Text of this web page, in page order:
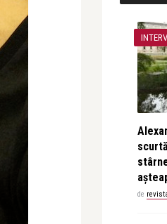
de